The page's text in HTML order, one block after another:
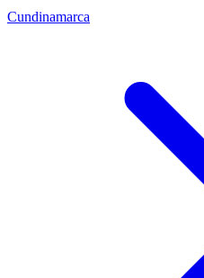
Cundinamarca